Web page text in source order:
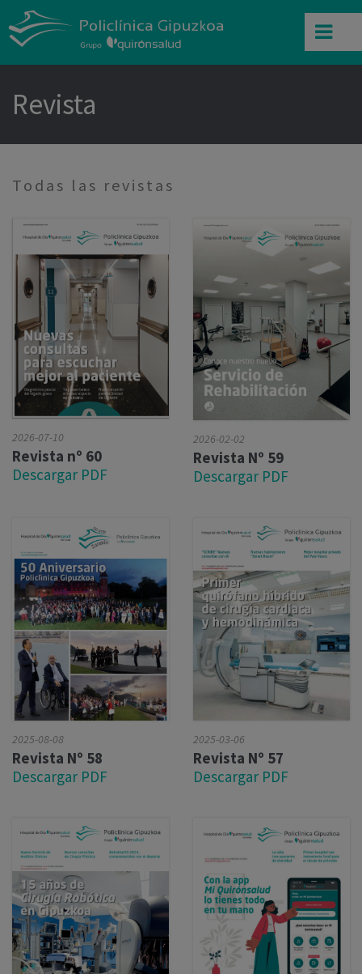
Revista
Todas las revistas
2026-07-10
Revista nº 60
Descargar PDF
2026-02-02
Revista Nº 59
Descargar PDF
2025-08-08
Revista Nº 58
Descargar PDF
2025-03-06
Revista Nº 57
Descargar PDF